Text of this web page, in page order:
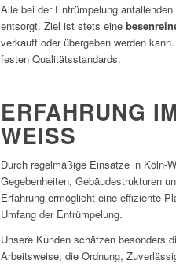
Alle bei der Entrümpelung
entsorgt. Ziel ist stets eine
verkauft oder übergeben werden
festen Qualitätsstandards.
ERFAHRUNG
WEISS
Durch regelmäßige Einsätze in Köln-
Gegebenheiten, Gebäudestrukturen
Erfahrung ermöglicht eine effiziente
Umfang der Entrümpelung.
Unsere Kunden schätzen besonders
Arbeitsweise, die Ordnung,